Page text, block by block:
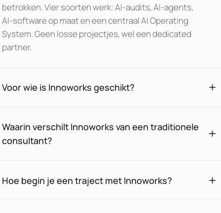
betrokken. Vier soorten werk: AI-audits, AI-agents,
AI-software op maat en een centraal AI Operating
System. Geen losse projectjes, wel een dedicated
partner.
Voor wie is Innoworks geschikt?
Waarin verschilt Innoworks van een traditionele
consultant?
Hoe begin je een traject met Innoworks?